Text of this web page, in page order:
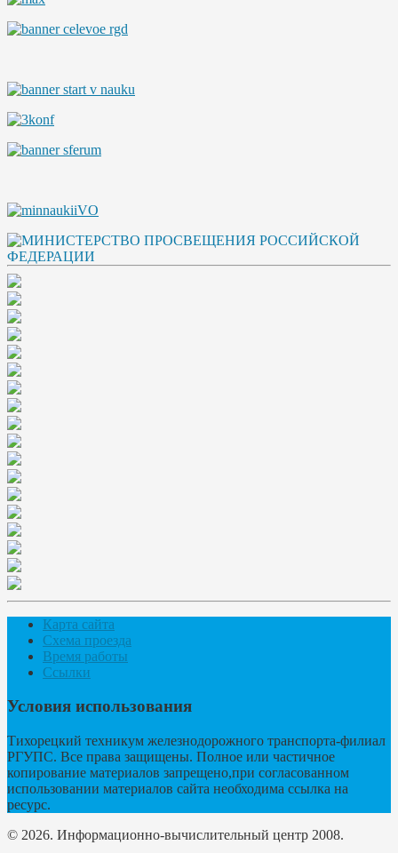
Карта сайта
Схема проезда
Время работы
Ссылки
Условия использования
Тихорецкий техникум железнодорожного транспорта-филиал
РГУПС. Все права защищены. Полное или частичное
копирование материалов запрещено,при согласованном
использовании материалов сайта необходима ссылка на
ресурс.
© 2026. Информационно-вычислительный центр 2008.